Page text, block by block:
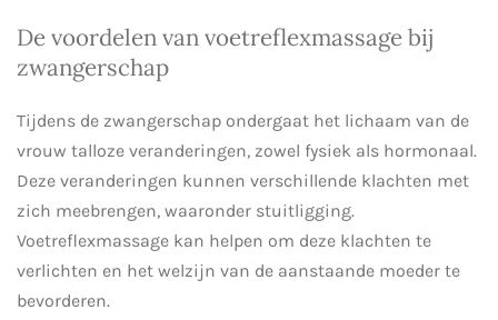
De voordelen van voetreflexmassage bij
zwangerschap
Tijdens de zwangerschap ondergaat het lichaam van de
vrouw talloze veranderingen, zowel fysiek als hormonaal.
Deze veranderingen kunnen verschillende klachten met
zich meebrengen, waaronder stuitligging.
Voetreflexmassage kan helpen om deze klachten te
verlichten en het welzijn van de aanstaande moeder te
bevorderen.